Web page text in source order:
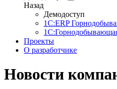
Назад
Демодоступ
1С:ERP
Проекты
О разработчике
Новости